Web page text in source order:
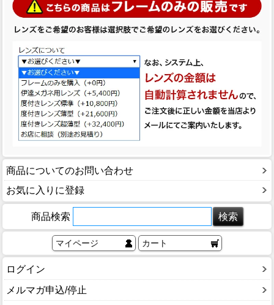
商品についてのお問い合わせ
お気に入りに登録
商品検索
マイページ カート
ログイン
メルマガ申込/停止